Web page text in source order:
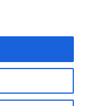
Tüm Hakları Saklıdır.